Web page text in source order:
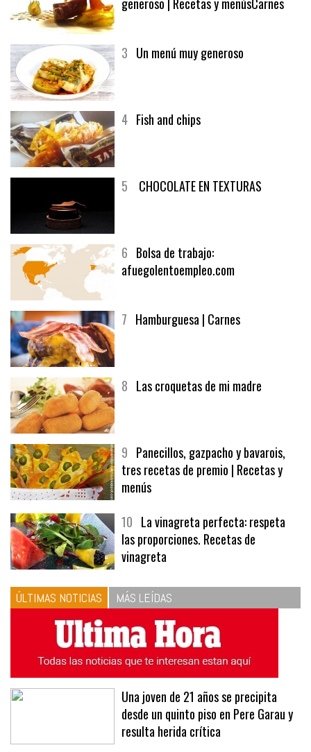
2El solomillo de buey y un vino
6Bolsa de trabajo:
9Panecillos, gazpacho y bavarois,
tres recetas de premio | Recetas y
menús
10La vinagreta perfecta: respeta
las proporciones. Recetas de
vinagreta
ÚLTIMAS NOTICIAS MÁS LEÍDAS
Una joven de 21 años se precipita
desde un quinto piso en Pere Garau y